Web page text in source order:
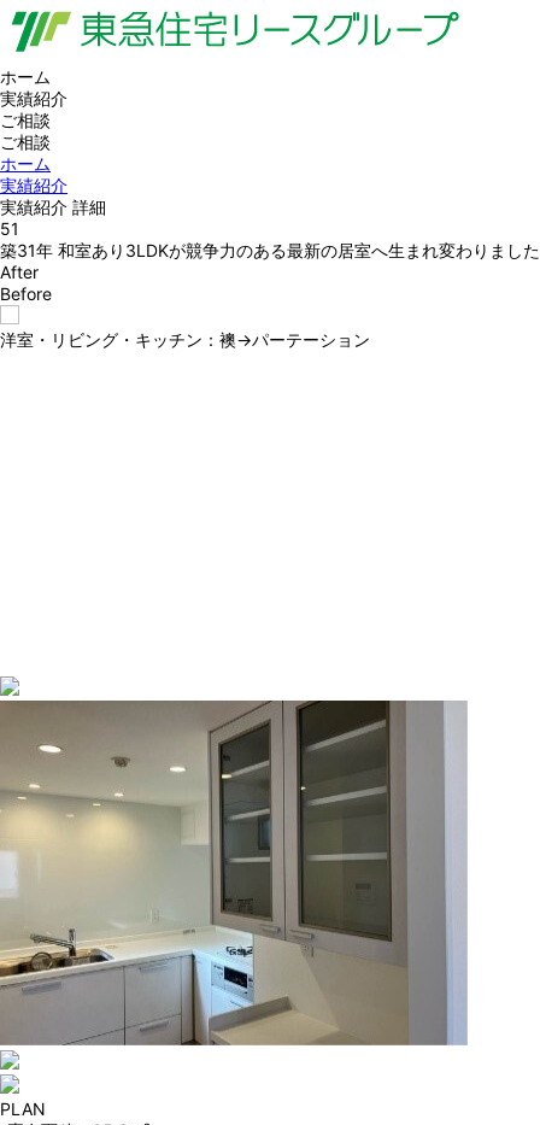
ホーム
実績紹介
ご相談
ご相談
ホーム
実績紹介
実績紹介 詳細
51
築31年 和室あり3LDKが競争力のある最新の居室へ生まれ変わりました
After
Before
洋室・リビング・キッチン：襖→パーテーション
PLAN